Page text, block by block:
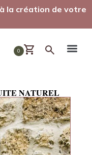
la création de votre
0
NATUREL